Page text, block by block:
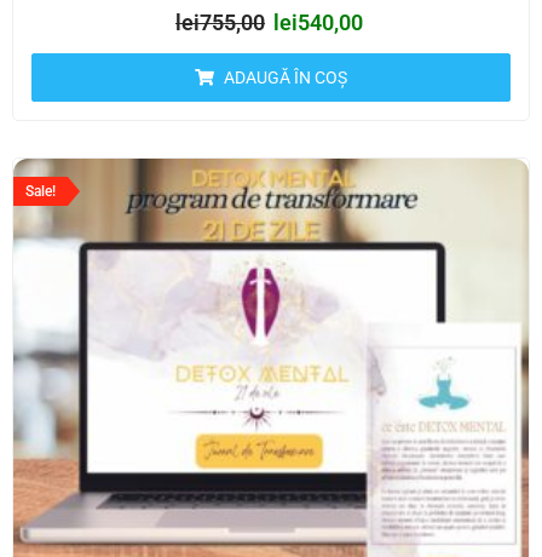
lei755,00 lei540,00
ADAUGĂ ÎN COȘ
Sale!